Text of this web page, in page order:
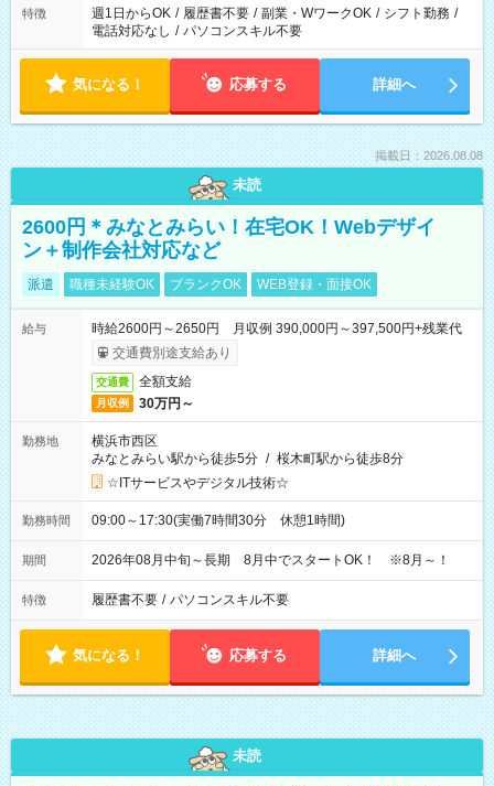
特徴 週1日からOK / 履歴書不要 / 副業・WワークOK / シフト勤務 /
電話対応なし / パソコンスキル不要
気になる！ 応募する 詳細へ
掲載日：2026.08.08
未読
2600円＊みなとみらい！在宅OK！Webデザイ
ン＋制作会社対応など
派遣 職種未経験OK ブランクOK WEB登録・面接OK
給与
時給2600円～2650円 月収例 390,000円～397,500円+残業代
交通費別途支給あり
交通費 全額支給
月収例 30万円～
勤務地
横浜市西区
みなとみらい駅から徒歩5分 / 桜木町駅から徒歩8分
☆ITサービスやデジタル技術☆
勤務時間 09:00～17:30(実働7時間30分 休憩1時間)
期間 2026年08月中旬～長期 8月中でスタートOK！ ※8月～！
特徴 履歴書不要 / パソコンスキル不要
気になる！ 応募する 詳細へ
未読